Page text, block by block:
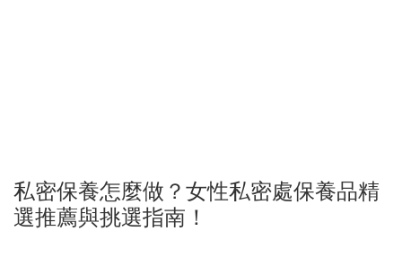
私密保養怎麼做？女性私密處保養品精
選推薦與挑選指南！